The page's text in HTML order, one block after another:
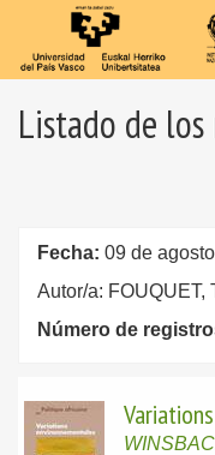
Listado de
Fecha: 09 de
Autor/a: FOUQUET,
Número de